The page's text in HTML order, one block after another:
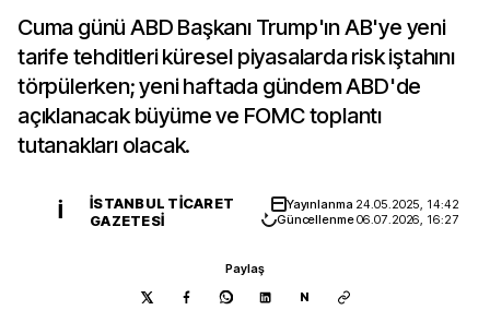
Cuma günü ABD Başkanı Trump'ın AB'ye yeni
tarife tehditleri küresel piyasalarda risk iştahını
törpülerken; yeni haftada gündem ABD'de
açıklanacak büyüme ve FOMC toplantı
tutanakları olacak.
İ
İSTANBUL TICARET
GAZETESI
Yayınlanma 24.05.2025, 14:42
Güncellenme06.07.2026, 16:27
Paylaş
N